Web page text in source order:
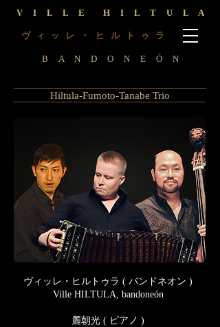
ヴ ィ ッ レ ・ ヒ ル ト ゥ ラ
V I L L E H I L T U L A
B A N D O N E Ó N
Hiltula-Fumoto-Tanabe Trio
ヴィッレ・ヒルトゥラ ( バンドネオン )
Ville HILTULA, bandoneón
麓朝光 ( ピアノ )